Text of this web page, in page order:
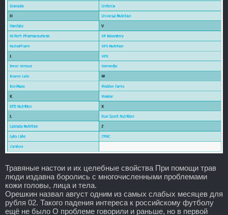
Травяные настои и их целебные свойства При помощи трав
люди издавна боролись с многочисленными проблемами
кожи головы, лица и тела.
Орешкин назвал август одним из самых слабых месяцев для
рубля 02. Такого падения интереса к российскому футболу
ещё не было О проблеме говорили и раньше, но в первой